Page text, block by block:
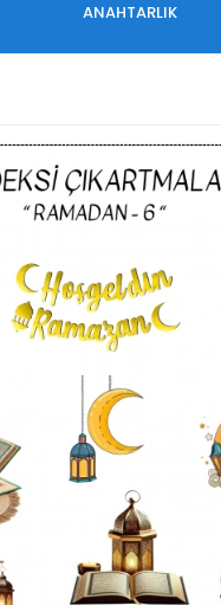
ANAHTARLIK